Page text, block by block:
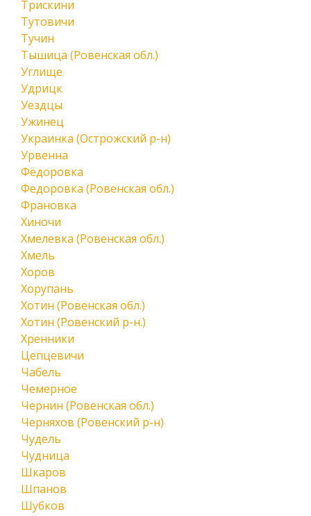
Трискини
Тутовичи
Тучин
Тышица (Ровенская обл.)
Углище
Удрицк
Уездцы
Ужинец
Украинка (Острожский р-н)
Урвенна
Фёдоровка
Федоровка (Ровенская обл.)
Франовка
Хиночи
Хмелевка (Ровенская обл.)
Хмель
Хоров
Хорупань
Хотин (Ровенская обл.)
Хотин (Ровенский р-н.)
Хренники
Цепцевичи
Чабель
Чемерное
Чернин (Ровенская обл.)
Черняхов (Ровенский р-н)
Чудель
Чудница
Шкаров
Шпанов
Шубков